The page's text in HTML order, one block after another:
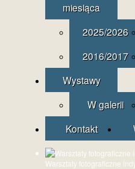
miesiąca
2025/2026
2016/2017
Wystawy
W galerii
Kontakt
Warsztaty fotograficzne